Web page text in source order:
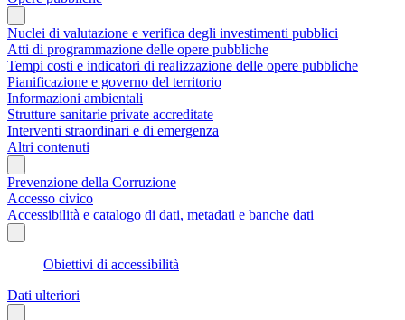
Nuclei di valutazione e verifica degli investimenti pubblici
Atti di programmazione delle opere pubbliche
Tempi costi e indicatori di realizzazione delle opere pubbliche
Pianificazione e governo del territorio
Informazioni ambientali
Strutture sanitarie private accreditate
Interventi straordinari e di emergenza
Altri contenuti
Prevenzione della Corruzione
Accesso civico
Accessibilità e catalogo di dati, metadati e banche dati
Obiettivi di accessibilità
Dati ulteriori